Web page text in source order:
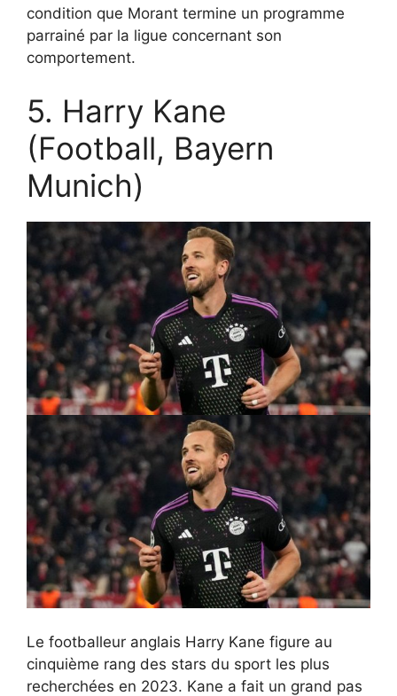
condition que Morant termine un programme
parrainé par la ligue concernant son
comportement.
5. Harry Kane
(Football, Bayern
Munich)
Le footballeur anglais Harry Kane figure au
cinquième rang des stars du sport les plus
recherchées en 2023. Kane a fait un grand pas